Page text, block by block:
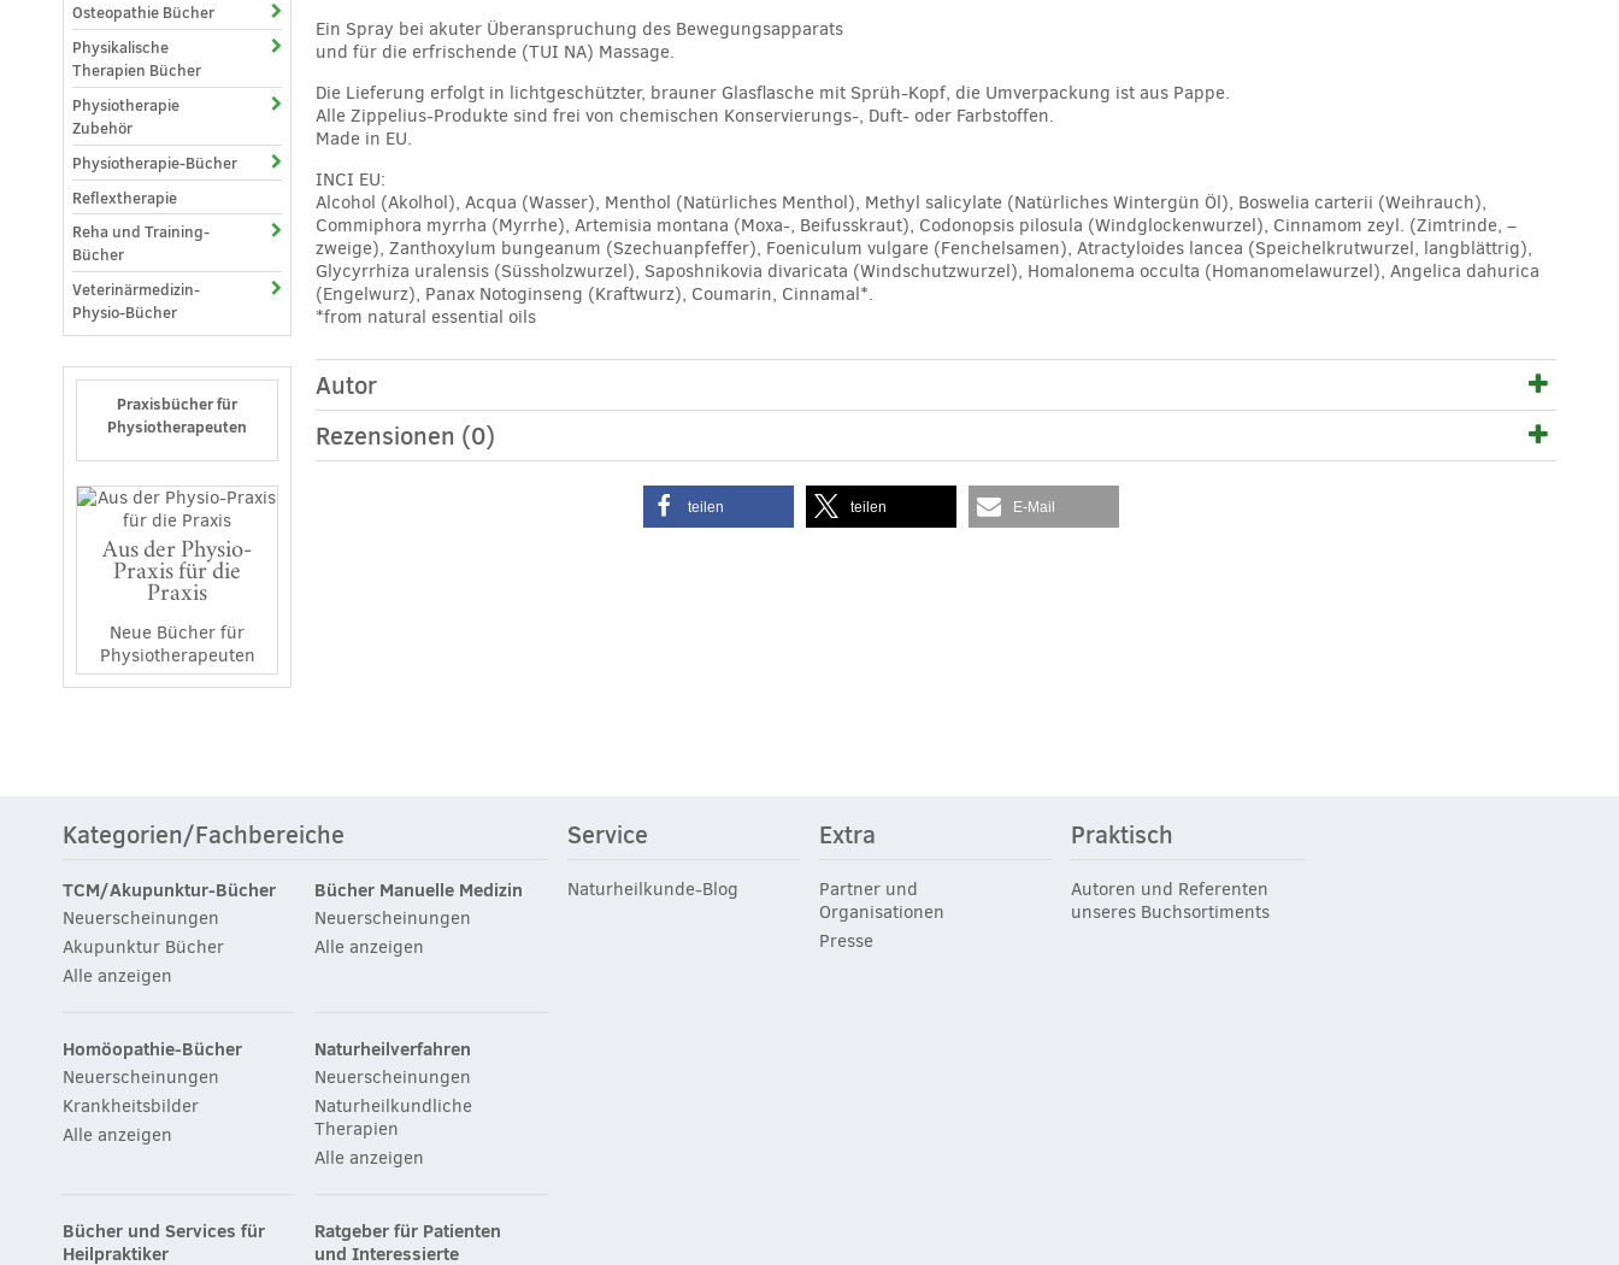
Ein Spray bei akuter Überanspruchung des Bewegungsapparats
und für die erfrischende (TUI NA) Massage.
Die Lieferung erfolgt in lichtgeschützter, brauner Glasflasche mit Sprüh-Kopf, die Umverpackung ist aus Pappe.
Alle Zippelius-Produkte sind frei von chemischen Konservierungs-, Duft- oder Farbstoffen.
Made in EU.
INCI EU:
Alcohol (Akolhol), Acqua (Wasser), Menthol (Natürliches Menthol), Methyl salicylate (Natürliches Wintergün Öl), Boswelia carterii (Weihrauch),
Commiphora myrrha (Myrrhe), Artemisia montana (Moxa-, Beifusskraut), Codonopsis pilosula (Windglockenwurzel), Cinnamom zeyl. (Zimtrinde, –
zweige), Zanthoxylum bungeanum (Szechuanpfeffer), Foeniculum vulgare (Fenchelsamen), Atractyloides lancea (Speichelkrutwurzel, langblättrig),
Glycyrrhiza uralensis (Süssholzwurzel), Saposhnikovia divaricata (Windschutzwurzel), Homalonema occulta (Homanomelawurzel), Angelica dahurica
(Engelwurz), Panax Notoginseng (Kraftwurz), Coumarin, Cinnamal*.
*from natural essential oils
Autor
Rezensionen (0)
teilen teilen E-Mail
Osteopathie Bücher
Physikalische
Therapien Bücher
Physiotherapie
Zubehör
Physiotherapie-Bücher
Reflextherapie
Reha und Training-
Bücher
Veterinärmedizin-
Physio-Bücher
Praxisbücher für
Physiotherapeuten
Aus der Physio-
Praxis für die
Praxis
Neue Bücher für
Physiotherapeuten
Kategorien/Fachbereiche
TCM/Akupunktur-Bücher
Neuerscheinungen
Akupunktur Bücher
Alle anzeigen
Bücher Manuelle Medizin
Neuerscheinungen
Alle anzeigen
Homöopathie-Bücher
Neuerscheinungen
Krankheitsbilder
Alle anzeigen
Naturheilverfahren
Neuerscheinungen
Naturheilkundliche
Therapien
Alle anzeigen
Bücher und Services für
Heilpraktiker
Ratgeber für Patienten
und Interessierte
Service
Naturheilkunde-Blog
Extra
Partner und
Organisationen
Presse
Praktisch
Autoren und Referenten
unseres Buchsortiments